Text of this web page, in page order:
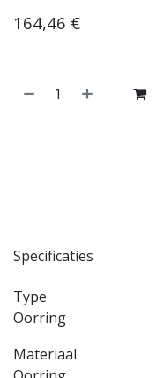
164,46 €
Specificaties
Type
Oorring
Materiaal